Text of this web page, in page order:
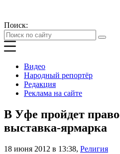
Поиск:
Видео
Народный репортёр
Редакция
Реклама на сайте
В Уфе пройдет
выставка-ярмарка
18 июня 2012 в 13:38, Религия